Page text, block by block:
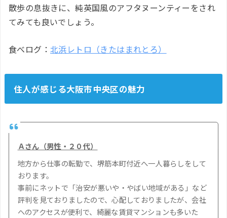
散歩の息抜きに、純英国風のアフタヌーンティーをされ
てみても良いでしょう。
食べログ： 北浜レトロ（きたはまれとろ）
住人が感じる大阪市中央区の魅力
Ａさん（男性・２０代）
地方から仕事の転勤で、堺筋本町付近へ一人暮らしをして
おります。
事前にネットで「治安が悪いや・やばい地域がある」など
評判を見ておりましたので、心配しておりましたが、会社
へのアクセスが便利で、綺麗な賃貸マンションも多いた